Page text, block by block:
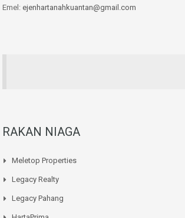
Emel: ejenhartanahkuantan@gmail.com
RAKAN NIAGA
Meletop Properties
Legacy Realty
Legacy Pahang